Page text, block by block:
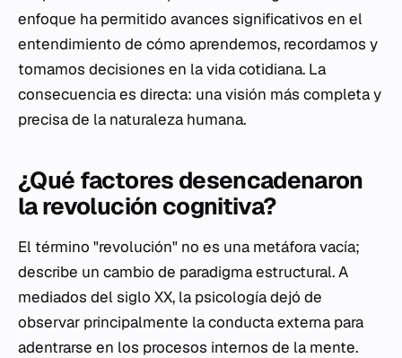
enfoque ha permitido avances significativos en el
entendimiento de cómo aprendemos, recordamos y
tomamos decisiones en la vida cotidiana. La
consecuencia es directa: una visión más completa y
precisa de la naturaleza humana.
¿Qué factores desencadenaron
la revolución cognitiva?
El término "revolución" no es una metáfora vacía;
describe un cambio de paradigma estructural. A
mediados del siglo XX, la psicología dejó de
observar principalmente la conducta externa para
adentrarse en los procesos internos de la mente.